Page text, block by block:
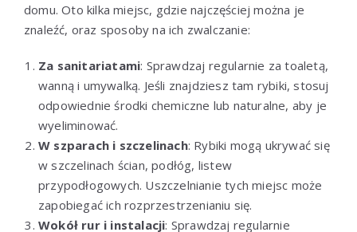
domu. Oto kilka miejsc, gdzie najczęściej można je
znaleźć, oraz sposoby na ich zwalczanie:
Za sanitariatami: Sprawdzaj regularnie za toaletą,
wanną i umywalką. Jeśli znajdziesz tam rybiki, stosuj
odpowiednie środki chemiczne lub naturalne, aby je
wyeliminować.
W szparach i szczelinach: Rybiki mogą ukrywać się
w szczelinach ścian, podłóg, listew
przypodłogowych. Uszczelnianie tych miejsc może
zapobiegać ich rozprzestrzenianiu się.
Wokół rur i instalacji: Sprawdzaj regularnie